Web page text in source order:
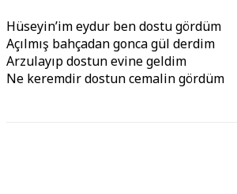
Hüseyin’im eydur ben dostu gördüm
Açılmış bahçadan gonca gül derdim
Arzulayıp dostun evine geldim
Ne keremdir dostun cemalin gördüm